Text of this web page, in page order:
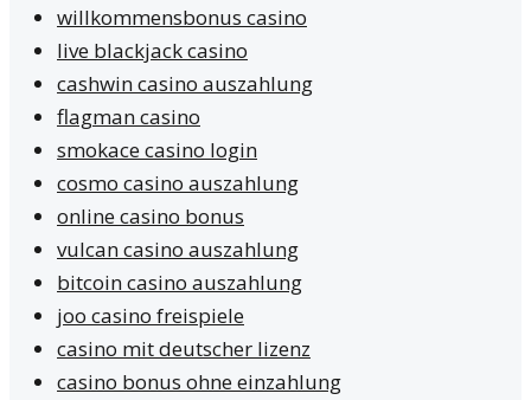
willkommensbonus casino
live blackjack casino
cashwin casino auszahlung
flagman casino
smokace casino login
cosmo casino auszahlung
online casino bonus
vulcan casino auszahlung
bitcoin casino auszahlung
joo casino freispiele
casino mit deutscher lizenz
casino bonus ohne einzahlung